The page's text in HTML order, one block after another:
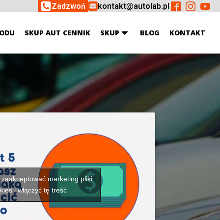
Zadzwoń kontakt@autolab.pl
SKUP AUT CENNIK SKUP BLOG KONTAKT
marketing pliki
i włączyć tę treść